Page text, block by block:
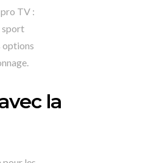
TV :
sport
options
la